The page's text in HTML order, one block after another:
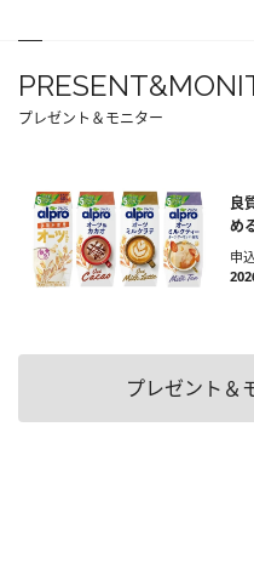
プレゼント＆モニター
良
め
申
プレゼント＆